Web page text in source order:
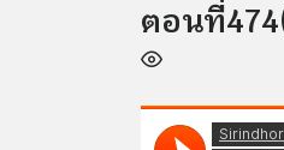
ตอนที่